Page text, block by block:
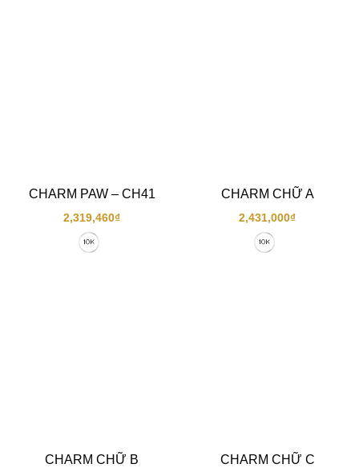
CHARM PAW – CH41
2,319,460₫
CHARM CHỮ A
2,431,000₫
CHARM CHỮ B CHARM CHỮ C